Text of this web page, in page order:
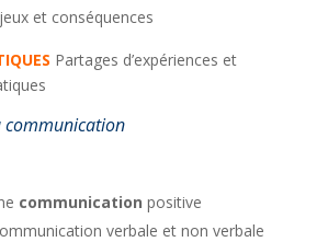
et conséquences
Partages d’expériences et
communication
communication positive
verbale et non verbale